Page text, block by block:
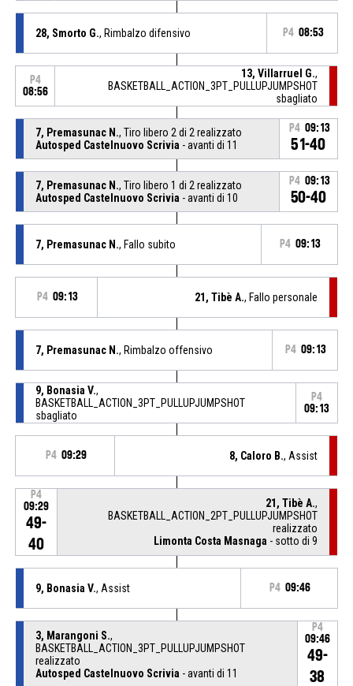
28, Smorto G., Rimbalzo difensivo P4 08:53
P4
08:56
13, Villarruel G.,
BASKETBALL_ACTION_3PT_PULLUPJUMPSHOT
sbagliato
7, Premasunac N., Tiro libero 2 di 2 realizzato
Autosped Castelnuovo Scrivia - avanti di 11
P4 09:13
51-40
7, Premasunac N., Tiro libero 1 di 2 realizzato
Autosped Castelnuovo Scrivia - avanti di 10
P4 09:13
50-40
7, Premasunac N., Fallo subito P4 09:13
P4 09:13 21, Tibè A., Fallo personale
7, Premasunac N., Rimbalzo offensivo P4 09:13
9, Bonasia V.,
BASKETBALL_ACTION_3PT_PULLUPJUMPSHOT
sbagliato
P4
09:13
P4 09:29 8, Caloro B., Assist
P4
09:29
49-
40
21, Tibè A.,
BASKETBALL_ACTION_2PT_PULLUPJUMPSHOT
realizzato
Limonta Costa Masnaga - sotto di 9
9, Bonasia V., Assist P4 09:46
3, Marangoni S.,
BASKETBALL_ACTION_3PT_PULLUPJUMPSHOT
realizzato
Autosped Castelnuovo Scrivia - avanti di 11
P4
09:46
49-
38